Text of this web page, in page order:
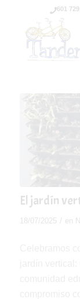
601
El jardín
18/07/2025 / en